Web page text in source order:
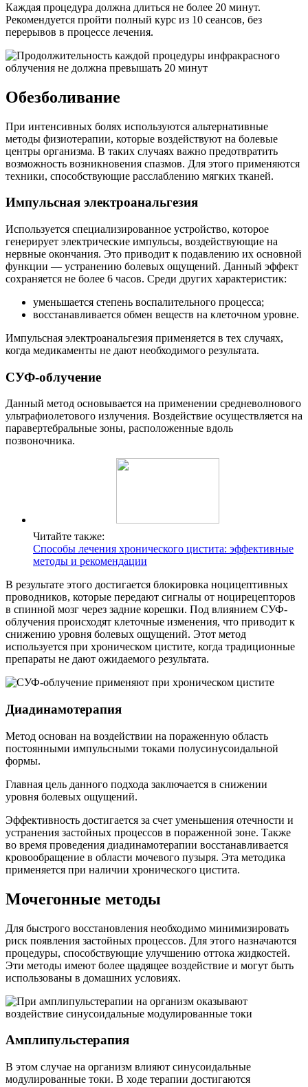
Каждая процедура должна длиться не более 20 минут.
Рекомендуется пройти полный курс из 10 сеансов, без
перерывов в процессе лечения.
Обезболивание
При интенсивных болях используются альтернативные
методы физиотерапии, которые воздействуют на болевые
центры организма. В таких случаях важно предотвратить
возможность возникновения спазмов. Для этого применяются
техники, способствующие расслаблению мягких тканей.
Импульсная электроанальгезия
Используется специализированное устройство, которое
генерирует электрические импульсы, воздействующие на
нервные окончания. Это приводит к подавлению их основной
функции — устранению болевых ощущений. Данный эффект
сохраняется не более 6 часов. Среди других характеристик:
уменьшается степень воспалительного процесса;
восстанавливается обмен веществ на клеточном уровне.
Импульсная электроанальгезия применяется в тех случаях,
когда медикаменты не дают необходимого результата.
СУФ-облучение
Данный метод основывается на применении средневолнового
ультрафиолетового излучения. Воздействие осуществляется на
паравертебральные зоны, расположенные вдоль
позвоночника.
Читайте также:
Способы лечения хронического цистита: эффективные
методы и рекомендации
В результате этого достигается блокировка ноцицептивных
проводников, которые передают сигналы от ноцирецепторов
в спинной мозг через задние корешки. Под влиянием СУФ-
облучения происходят клеточные изменения, что приводит к
снижению уровня болевых ощущений. Этот метод
используется при хроническом цистите, когда традиционные
препараты не дают ожидаемого результата.
Диадинамотерапия
Метод основан на воздействии на пораженную область
постоянными импульсными токами полусинусоидальной
формы.
Главная цель данного подхода заключается в снижении
уровня болевых ощущений.
Эффективность достигается за счет уменьшения отечности и
устранения застойных процессов в пораженной зоне. Также
во время проведения диадинамотерапии восстанавливается
кровообращение в области мочевого пузыря. Эта методика
применяется при наличии хронического цистита.
Мочегонные методы
Для быстрого восстановления необходимо минимизировать
риск появления застойных процессов. Для этого назначаются
процедуры, способствующие улучшению оттока жидкостей.
Эти методы имеют более щадящее воздействие и могут быть
использованы в домашних условиях.
Амплипульстерапия
В этом случае на организм влияют синусоидальные
модулированные токи. В ходе терапии достигаются